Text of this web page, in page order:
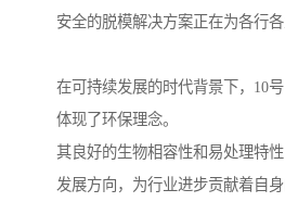
安全的脱模解决方案正在为各行各
在可持续发展的时代背景下，10
体现了环保理念。
其良好的生物相容性和易处理特
发展方向，为行业进步贡献着自身